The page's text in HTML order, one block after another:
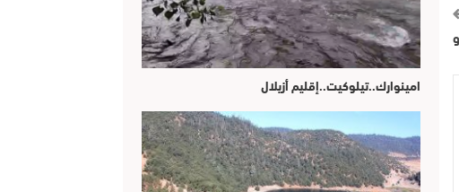
امينوارك..تيلوكيت..إقليم أزيلال